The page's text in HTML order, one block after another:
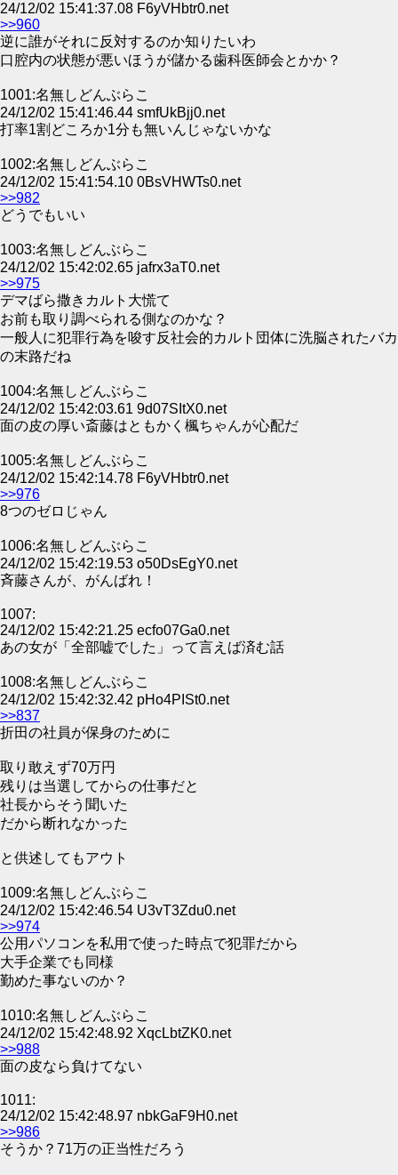
24/12/02 15:41:37.08 F6yVHbtr0.net
>>960
逆に誰がそれに反対するのか知りたいわ
口腔内の状態が悪いほうが儲かる歯科医師会とかか？
1001:名無しどんぶらこ
24/12/02 15:41:46.44 smfUkBjj0.net
打率1割どころか1分も無いんじゃないかな
1002:名無しどんぶらこ
24/12/02 15:41:54.10 0BsVHWTs0.net
>>982
どうでもいい
1003:名無しどんぶらこ
24/12/02 15:42:02.65 jafrx3aT0.net
>>975
デマばら撒きカルト大慌て
お前も取り調べられる側なのかな？
一般人に犯罪行為を唆す反社会的カルト団体に洗脳されたバカ
の末路だね
1004:名無しどんぶらこ
24/12/02 15:42:03.61 9d07SItX0.net
面の皮の厚い斎藤はともかく楓ちゃんが心配だ
1005:名無しどんぶらこ
24/12/02 15:42:14.78 F6yVHbtr0.net
>>976
8つのゼロじゃん
1006:名無しどんぶらこ
24/12/02 15:42:19.53 o50DsEgY0.net
斉藤さんが、がんばれ！
1007:
24/12/02 15:42:21.25 ecfo07Ga0.net
あの女が「全部嘘でした」って言えば済む話
1008:名無しどんぶらこ
24/12/02 15:42:32.42 pHo4PISt0.net
>>837
折田の社員が保身のために
取り敢えず70万円
残りは当選してからの仕事だと
社長からそう聞いた
だから断れなかった
と供述してもアウト
1009:名無しどんぶらこ
24/12/02 15:42:46.54 U3vT3Zdu0.net
>>974
公用パソコンを私用で使った時点で犯罪だから
大手企業でも同様
勤めた事ないのか？
1010:名無しどんぶらこ
24/12/02 15:42:48.92 XqcLbtZK0.net
>>988
面の皮なら負けてない
1011:
24/12/02 15:42:48.97 nbkGaF9H0.net
>>986
そうか？71万の正当性だろう